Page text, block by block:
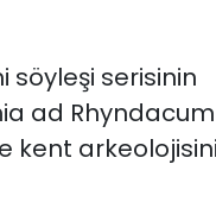
söyleşi serisinin
ad Rhyndacum
kent